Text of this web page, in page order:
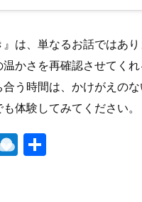
』は、単なるお話ではあ
かさを再確認させてく
う時間は、かけがえの
体験してみてください。
R